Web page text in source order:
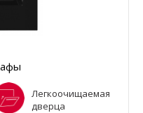
Легкоочищаемая
дверца